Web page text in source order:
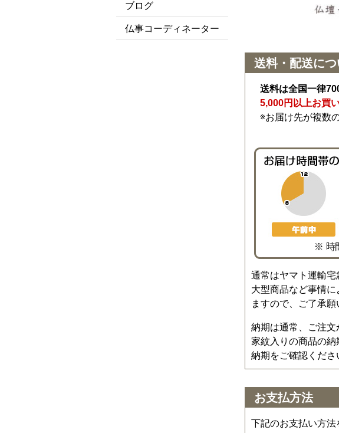
送料・配送につ
送料は全国一律
5,000円以上お買
※お届け先が複数
通常はヤマト運輸宅
大型商品など事情
ますので、ご了承願
納期は通常、ご注文
家紋入りの商品の納
納期をご確認くださ
お支払方法
下記のお支払い方法
ブログ
仏事コーディネーター